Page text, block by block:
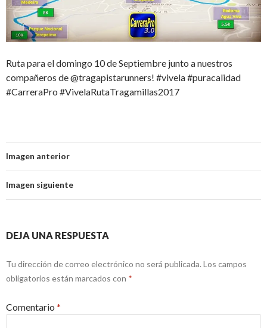
Ruta para el domingo 10 de Septiembre junto a nuestros
compañeros de @tragapistarunners! #vivela #puracalidad
#CarreraPro #VivelaRutaTragamillas2017
Imagen anterior
Imagen siguiente
DEJA UNA RESPUESTA
Tu dirección de correo electrónico no será publicada. Los campos
obligatorios están marcados con *
Comentario *